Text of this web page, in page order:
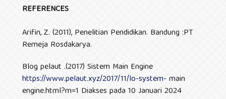
REFERENCES
Arifin, Z. (2011), Penelitian Pendidikan. Bandung :PT
Remeja Rosdakarya.
Blog pelaut .(2017) Sistem Main Engine
https://www.pelaut.xyz/2017/11/lo-system-main
engine.html?m=1 Diakses pada 10 Januari 2024